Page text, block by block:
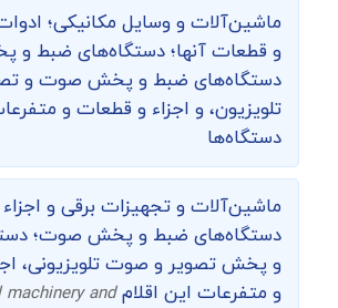
ماشین‌‌آلات و وسایل مکانیکی؛ ادوات
و قطعات آنها؛ دستگاه‌های ضبط
دستگاه‌های ضبط و پخش صوت و
تلویزیون، و اجزاء و قطعات و
دستگاه‌ها
ماشین‌آلات و تجهیزات برقی و
دستگاه‌های ضبط و پخش صوت؛
و پخش تصویر و صوت تلویزیونی،
و متفرعات این اقلامmachinery and